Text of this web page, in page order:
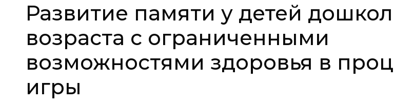
Развитие памяти у детей
возраста с ограниченными
возможностями здоровья в
игры